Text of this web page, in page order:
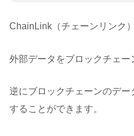
ChainLink（チェーンリンク
外部データをブロックチェー
逆にブロックチェーンのデ
することができます。